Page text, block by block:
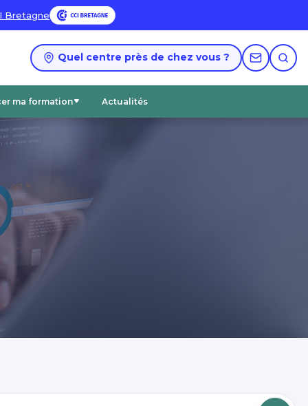
Bretagne
Quel centre près de chez vous ?
ma formation Actualités
Accéder aux catalogues PDF
Nos certifications